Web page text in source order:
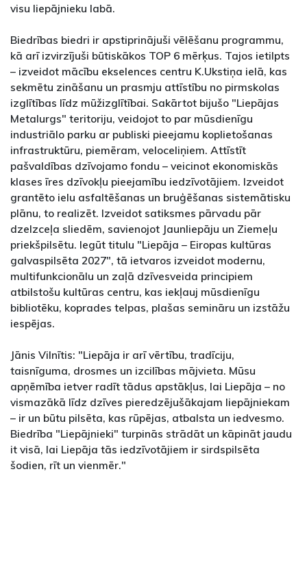
visu liepājnieku labā.
Biedrības biedri ir apstiprinājuši vēlēšanu programmu,
kā arī izvirzījuši būtiskākos TOP 6 mērķus. Tajos ietilpts
– izveidot mācību ekselences centru K.Ukstiņa ielā, kas
sekmētu zināšanu un prasmju attīstību no pirmskolas
izglītības līdz mūžizglītībai. Sakārtot bijušo "Liepājas
Metalurgs" teritoriju, veidojot to par mūsdienīgu
industriālo parku ar publiski pieejamu koplietošanas
infrastruktūru, piemēram, veloceliņiem. Attīstīt
pašvaldības dzīvojamo fondu – veicinot ekonomiskās
klases īres dzīvokļu pieejamību iedzīvotājiem. Izveidot
grantēto ielu asfaltēšanas un bruģēšanas sistemātisku
plānu, to realizēt. Izveidot satiksmes pārvadu pār
dzelzceļa sliedēm, savienojot Jaunliepāju un Ziemeļu
priekšpilsētu. Iegūt titulu "Liepāja – Eiropas kultūras
galvaspilsēta 2027", tā ietvaros izveidot modernu,
multifunkcionālu un zaļā dzīvesveida principiem
atbilstošu kultūras centru, kas iekļauj mūsdienīgu
bibliotēku, koprades telpas, plašas semināru un izstāžu
iespējas.
Jānis Vilnītis: "Liepāja ir arī vērtību, tradīciju,
taisnīguma, drosmes un izcilības mājvieta. Mūsu
apņēmība ietver radīt tādus apstākļus, lai Liepāja – no
vismazākā līdz dzīves pieredzējušākajam liepājniekam
– ir un būtu pilsēta, kas rūpējas, atbalsta un iedvesmo.
Biedrība "Liepājnieki" turpinās strādāt un kāpināt jaudu
it visā, lai Liepāja tās iedzīvotājiem ir sirdspilsēta
šodien, rīt un vienmēr."